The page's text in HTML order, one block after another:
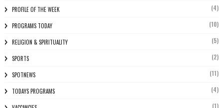
PROFILE OF THE WEEK (4)
PROGRAMS TODAY (10)
RELIGION & SPIRITUALITY (5)
SPORTS (2)
SPOTNEWS (11)
TODAYS PROGRAMS (4)
(1)